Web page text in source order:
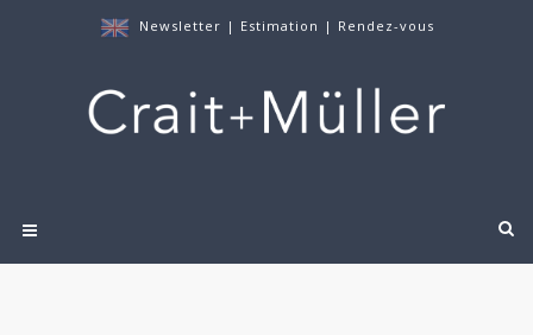
Newsletter | Estimation | Rendez-vous